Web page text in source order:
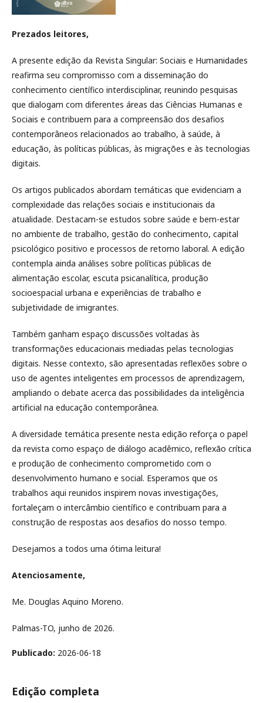
Prezados leitores,
A presente edição da Revista Singular: Sociais e Humanidades
reafirma seu compromisso com a disseminação do
conhecimento científico interdisciplinar, reunindo pesquisas
que dialogam com diferentes áreas das Ciências Humanas e
Sociais e contribuem para a compreensão dos desafios
contemporâneos relacionados ao trabalho, à saúde, à
educação, às políticas públicas, às migrações e às tecnologias
digitais.
Os artigos publicados abordam temáticas que evidenciam a
complexidade das relações sociais e institucionais da
atualidade. Destacam-se estudos sobre saúde e bem-estar
no ambiente de trabalho, gestão do conhecimento, capital
psicológico positivo e processos de retorno laboral. A edição
contempla ainda análises sobre políticas públicas de
alimentação escolar, escuta psicanalítica, produção
socioespacial urbana e experiências de trabalho e
subjetividade de imigrantes.
Também ganham espaço discussões voltadas às
transformações educacionais mediadas pelas tecnologias
digitais. Nesse contexto, são apresentadas reflexões sobre o
uso de agentes inteligentes em processos de aprendizagem,
ampliando o debate acerca das possibilidades da inteligência
artificial na educação contemporânea.
A diversidade temática presente nesta edição reforça o papel
da revista como espaço de diálogo acadêmico, reflexão crítica
e produção de conhecimento comprometido com o
desenvolvimento humano e social. Esperamos que os
trabalhos aqui reunidos inspirem novas investigações,
fortaleçam o intercâmbio científico e contribuam para a
construção de respostas aos desafios do nosso tempo.
Desejamos a todos uma ótima leitura!
Atenciosamente,
Me. Douglas Aquino Moreno.
Palmas-TO, junho de 2026.
Publicado: 2026-06-18
Edição completa